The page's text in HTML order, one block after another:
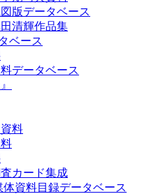
版データベース
清輝作品集
ベース
データベース
料
カード集成
資料目録データベース